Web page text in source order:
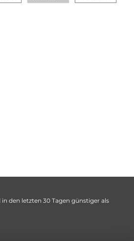
den letzten 30 Tagen günstiger als